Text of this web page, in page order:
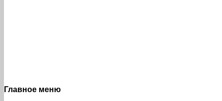
Главное меню